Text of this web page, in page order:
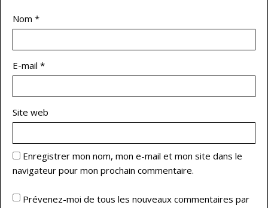
Nom *
E-mail *
Site web
Enregistrer mon nom, mon e-mail et mon site dans le
navigateur pour mon prochain commentaire.
Prévenez-moi de tous les nouveaux commentaires par